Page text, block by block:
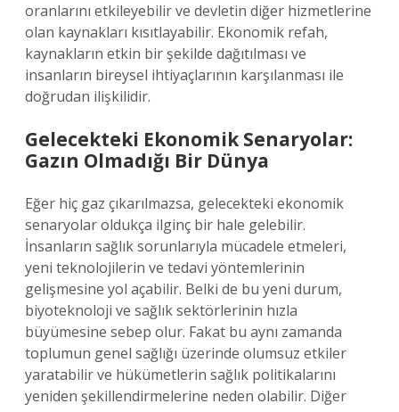
oranlarını etkileyebilir ve devletin diğer hizmetlerine
olan kaynakları kısıtlayabilir. Ekonomik refah,
kaynakların etkin bir şekilde dağıtılması ve
insanların bireysel ihtiyaçlarının karşılanması ile
doğrudan ilişkilidir.
Gelecekteki Ekonomik Senaryolar:
Gazın Olmadığı Bir Dünya
Eğer hiç gaz çıkarılmazsa, gelecekteki ekonomik
senaryolar oldukça ilginç bir hale gelebilir.
İnsanların sağlık sorunlarıyla mücadele etmeleri,
yeni teknolojilerin ve tedavi yöntemlerinin
gelişmesine yol açabilir. Belki de bu yeni durum,
biyoteknoloji ve sağlık sektörlerinin hızla
büyümesine sebep olur. Fakat bu aynı zamanda
toplumun genel sağlığı üzerinde olumsuz etkiler
yaratabilir ve hükümetlerin sağlık politikalarını
yeniden şekillendirmelerine neden olabilir. Diğer